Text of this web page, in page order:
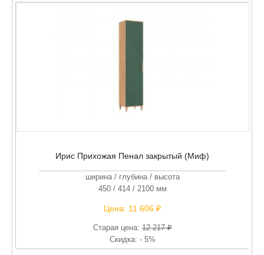
Ирис Прихожая Пенал закрытый (Миф)
ширина / глубина / высота
450 / 414 / 2100 мм
Цена: 11 606 ₽
Старая цена:12 217 ₽
Скидка: - 5%